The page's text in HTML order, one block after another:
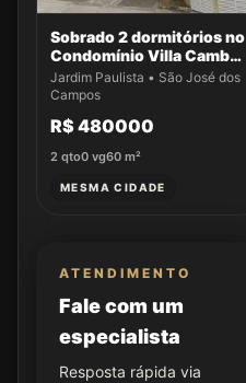
Sobrado 2 dormitórios no
Condomínio Villa Cambuí
- Casa 009
Jardim Paulista • São José dos
Campos
R$ 480000
2 qto0 vg60 m²
MESMA CIDADE
ATENDIMENTO
Fale com um
especialista
Resposta rápida via